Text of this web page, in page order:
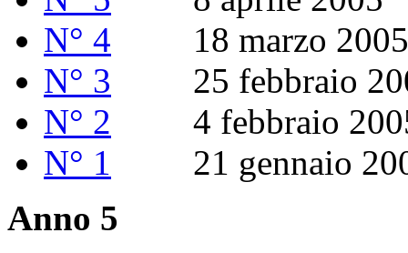
N° 4 18 marzo 2005
N° 3 25 febbraio
N° 2 4 febbraio
N° 1 21 gennaio
Anno 5